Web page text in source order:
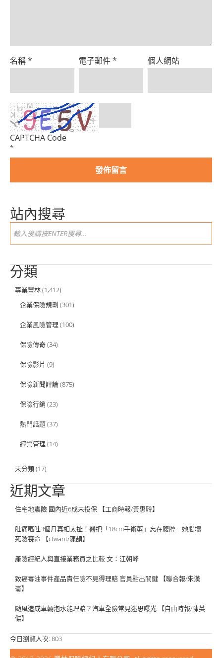
名稱* 電子郵件* 個人網站
CAPTCHA Code
*
站內搜尋
分類
專業豐林(1,412)
企業保險規劃 (301)
企業風險管理 (100)
保險傳奇(34)
保險影片 (9)
保險新聞評論(875)
保險行銷 (23)
熱門話題(37)
經營管理 (14)
未分類(17)
近期文章
住宅地震險 國內近6成未投保 【工商時報/黃惠聆】
肚痛嘔吐3個月真相太扯！醫把「18cm手術剪」忘在腹腔 她腸壞
死險喪命 【ctwant/陳頡】
產險經紀人與直接業務員之比較 文：江朝峰
致癌毒油事件產品責任險不見得理賠 官員點出關鍵 【聯合報/朱漢
崙】
颱風造成車輛泡水能理賠？汽車全險常見迷思曝光 【自由時報/陳英
傑】
今日瀏覽人次: 803